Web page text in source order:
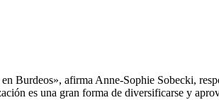
Burdeos», afirma Anne-Sophie Sobecki,
es una gran forma de diversificarse y